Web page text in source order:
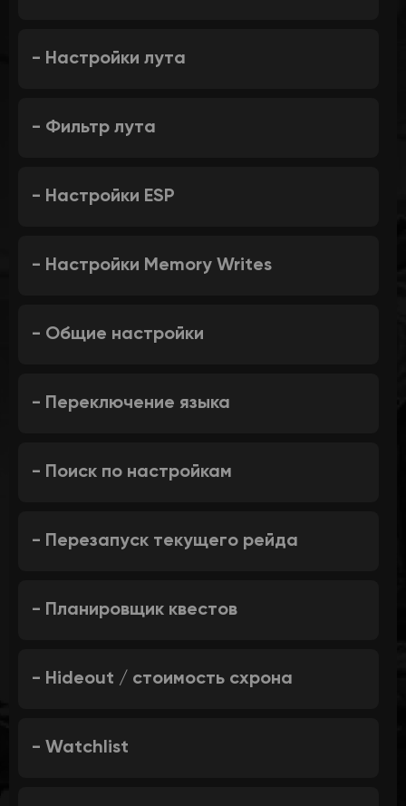
- Настройки лута
- Фильтр лута
- Настройки ESP
- Настройки Memory Writes
- Общие настройки
- Переключение языка
- Поиск по настройкам
- Перезапуск текущего рейда
- Планировщик квестов
- Hideout / стоимость схрона
- Watchlist